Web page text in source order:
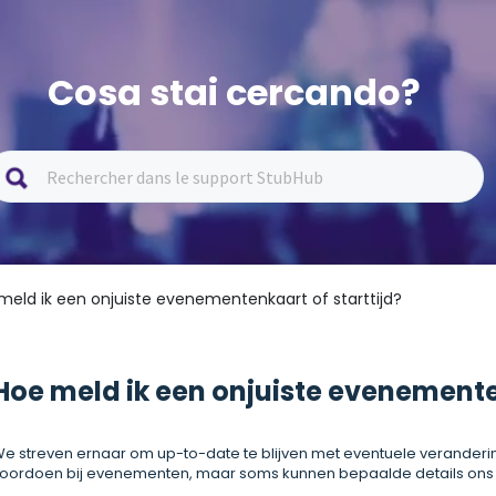
Cosa stai cercando?
ik een onjuiste evenementenkaart of starttijd?
meld ik een onjuiste
streven ernaar om up-to-date te blijven met eventuele
bij evenementen, maar soms kunnen bepaalde details